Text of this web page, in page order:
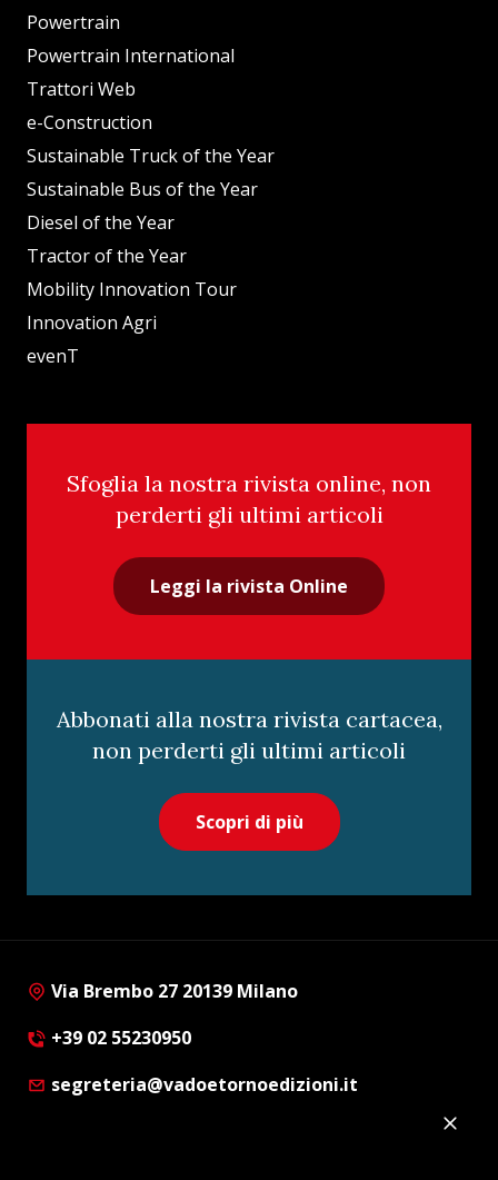
Powertrain
Powertrain International
Trattori Web
e-Construction
Sustainable Truck of the Year
Sustainable Bus of the Year
Diesel of the Year
Tractor of the Year
Mobility Innovation Tour
Innovation Agri
evenT
Sfoglia la nostra rivista online, non
perderti gli ultimi articoli
Leggi la rivista Online
Abbonati alla nostra rivista cartacea,
non perderti gli ultimi articoli
Scopri di più
Via Brembo 27 20139 Milano
+39 02 55230950
segreteria@vadoetornoedizioni.it